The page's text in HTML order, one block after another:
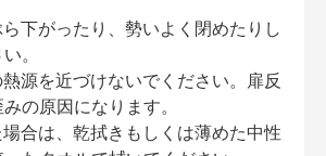
下がったり、勢いよく閉めたりし
。
源を近づけないでください。扉反
の原因になります。
合は、乾拭きもしくは薄めた中性